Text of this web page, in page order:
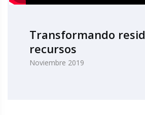
Transformando
recursos
Noviembre 2019